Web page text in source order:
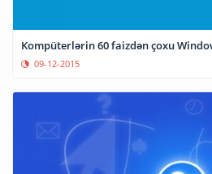
Kompüterlərin 60 faizdən çoxu
09-12-2015